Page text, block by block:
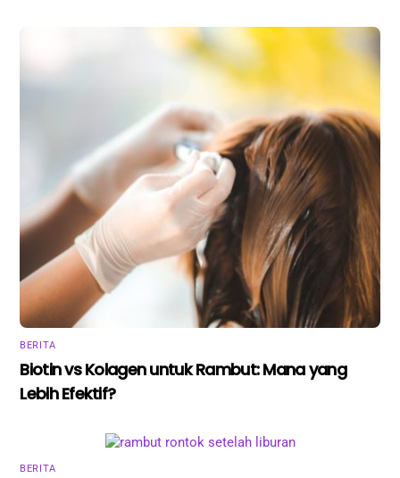
BERITA
Biotin vs Kolagen untuk Rambut: Mana yang
Lebih Efektif?
BERITA